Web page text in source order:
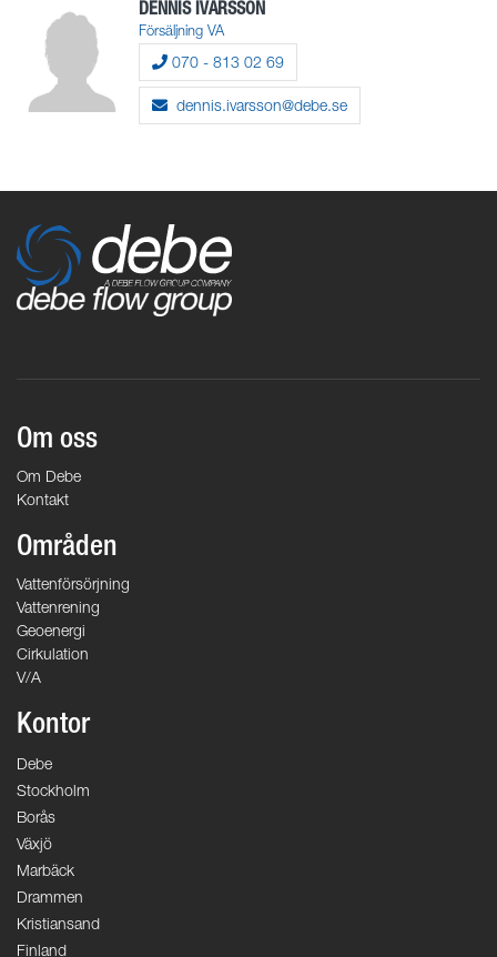
DENNIS IVARSSON
Försäljning VA
070 - 813 02 69
dennis.ivarsson@debe.se
Om oss
Om Debe
Kontakt
Områden
Vattenförsörjning
Vattenrening
Geoenergi
Cirkulation
V/A
Kontor
Debe
Stockholm
Borås
Växjö
Marbäck
Drammen
Kristiansand
Finland